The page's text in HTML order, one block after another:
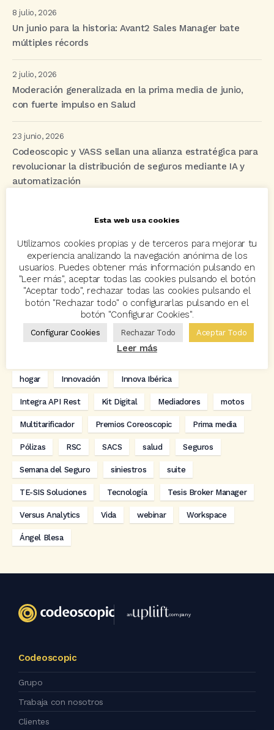
8 julio, 2026
Un junio para la historia: Avant2 Sales Manager bate
múltiples récords
2 julio, 2026
Moderación generalizada en la prima media de junio,
con fuerte impulso en Salud
23 junio, 2026
Codeoscopic y VASS sellan una alianza estratégica para
revolucionar la distribución de seguros mediante IA y
automatización
acuerdo Acuerdos Allianz asisa autos
Avant2 Avant2 Sales Manager ayudas Bcover
Codeoscopic Codeoscopic Academy
Codeoscopic Workspace Coverize Decesos
hogar Innovación Innova Ibérica
Integra API Rest Kit Digital Mediadores motos
Multitarificador Premios Coreoscopic Prima media
Pólizas RSC SACS salud Seguros
Semana del Seguro siniestros suite
TE-SIS Soluciones Tecnología Tesis Broker Manager
Versus Analytics Vida webinar Workspace
Ángel Blesa
an company
Codeoscopic
Grupo
Trabaja con nosotros
Clientes
Esta web usa cookies
Utilizamos cookies propias y de terceros para mejorar tu
experiencia analizando la navegación anónima de los
usuarios. Puedes obtener más información pulsando en
"Leer más", aceptar todas las cookies pulsando el botón
"Aceptar todo", rechazar todas las cookies pulsando el
botón "Rechazar todo" o configurarlas pulsando en el
botón "Configurar Cookies".
Configurar Cookies Rechazar Todo Aceptar Todo
Leer más